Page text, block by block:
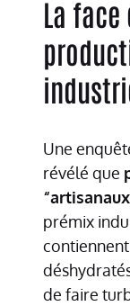
La
Une
révélé que
prémix
de faire